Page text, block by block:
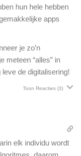
hun hele hebben
apps
je zo’n
meteen “alles” in
de digitalisering!
Toon Reacties (3)
elk individu wordt